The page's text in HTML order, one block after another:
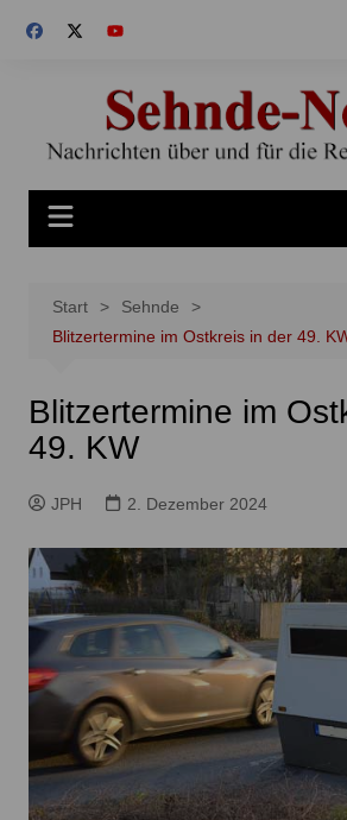
Inhalt
Start
Sehnde
Blitzertermine im Ostkreis in der 49.
Blitzertermine im
49. KW
JPH 2. Dezember 2024